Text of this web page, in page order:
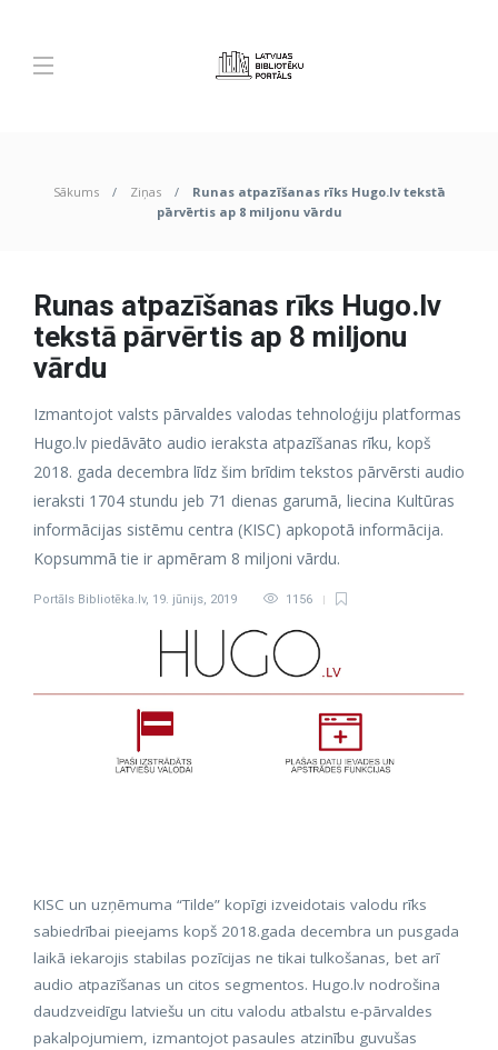
Sākums Ziņas
Runas atpazīšanas rīks Hugo.lv tekstā
pārvērtis ap 8 miljonu vārdu
Runas atpazīšanas rīks Hugo.lv
tekstā pārvērtis ap 8 miljonu
vārdu
Izmantojot valsts pārvaldes valodas tehnoloģiju platformas
Hugo.lv piedāvāto audio ieraksta atpazīšanas rīku, kopš
2018. gada decembra līdz šim brīdim tekstos pārvērsti audio
ieraksti 1704 stundu jeb 71 dienas garumā, liecina Kultūras
informācijas sistēmu centra (KISC) apkopotā informācija.
Kopsummā tie ir apmēram 8 miljoni vārdu.
Portāls Bibliotēka.lv, 19. jūnijs, 2019 1156
KISC un uzņēmuma “Tilde” kopīgi izveidotais valodu rīks
sabiedrībai pieejams kopš 2018.gada decembra un pusgada
laikā iekarojis stabilas pozīcijas ne tikai tulkošanas, bet arī
audio atpazīšanas un citos segmentos. Hugo.lv nodrošina
daudzveidīgu latviešu un citu valodu atbalstu e-pārvaldes
pakalpojumiem, izmantojot pasaules atzinību guvušas